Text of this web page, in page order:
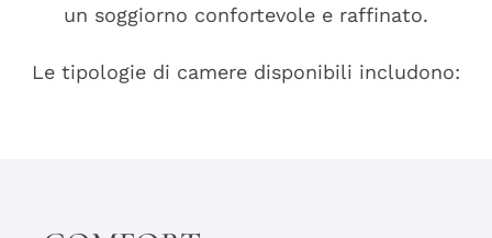
un soggiorno confortevole e raffinato.
Le tipologie di camere disponibili includono: